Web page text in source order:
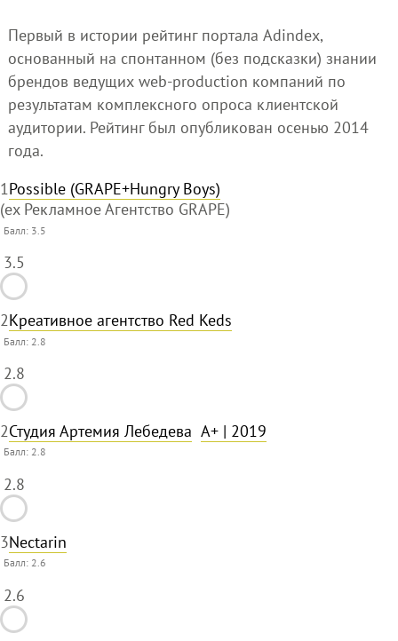
Первый в истории рейтинг портала Adindex,
основанный на спонтанном (без подсказки) знании
брендов ведущих web-production компаний по
результатам комплексного опроса клиентской
аудитории. Рейтинг был опубликован осенью 2014
года.
1Possible (GRAPE+Hungry Boys)
(ex Рекламное Агентство GRAPE)
Балл: 3.5
3.5
2Креативное агентство Red Keds
Балл: 2.8
2.8
2Студия Артемия Лебедева A+ | 2019
Балл: 2.8
2.8
3Nectarin
Балл: 2.6
2.6